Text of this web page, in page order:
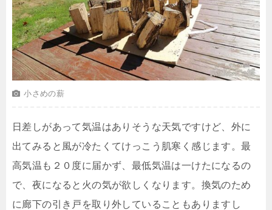
小さめの薪
日差しがあって気温はありそうな天気ですけど、外に
出てみると風が冷たくてけっこう肌寒く感じます。最
高気温も２０度に届かず、最低気温は一けたになるの
で、夜になると火の気が欲しくなります。換気のため
に廊下の引き戸を取り外していることもありますし